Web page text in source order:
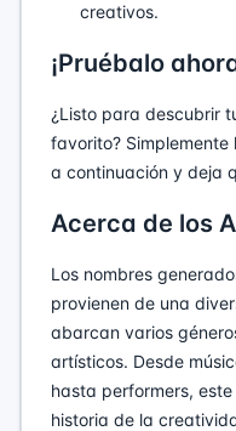
creativos.
¡Pruébalo
¿Listo para descubrir
favorito?
a continuación y deja
Acerca de los
Los nombres
provienen de una
abarcan varios
artísticos. Desde
hasta performers,
historia de la